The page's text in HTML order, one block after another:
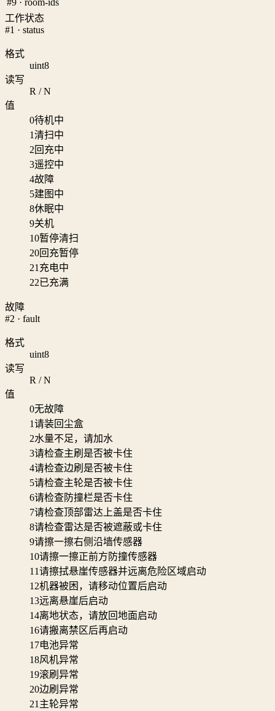
工作状态
#1 · status
格式
uint8
读写
R / N
值
0待机中
1清扫中
2回充中
3遥控中
4故障
5建图中
8休眠中
9关机
10暂停清扫
20回充暂停
21 充电中
22已充满
故障
#2 · fault
格式
uint8
读写
R / N
值
0无故障
1请装回尘盒
2水量不足，请加水
3请检查主刷是否被卡住
4请检查边刷是否被卡住
5请检查主轮是否被卡住
6请检查防撞栏是否卡住
7请检查顶部雷达上盖是否卡住
8请检查雷达是否被遮蔽或卡住
9请擦一擦右侧沿墙传感器
10请擦一擦正前方防撞传感器
11请擦拭悬崖传感器并远离危险区域启动
12机器被困，请移动位置后启动
13远离悬崖后启动
14离地状态，请放回地面启动
16请搬离禁区后再启动
17电池异常
18风机异常
19滚刷异常
20边刷异常
21 主轮异常